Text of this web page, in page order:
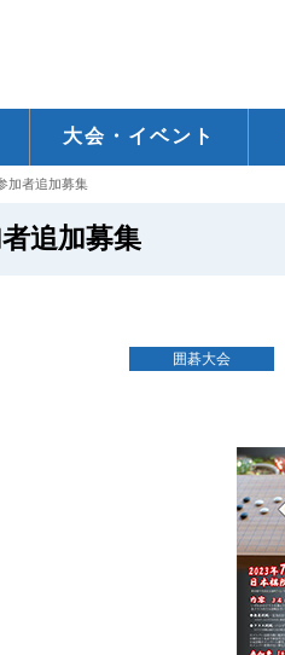
大会・イベント
加者追加募集
追加募集
囲碁大会